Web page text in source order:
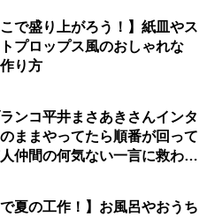
こで盛り上がろう！】紙皿やス
トプロップス風のおしゃれな
り方
ンコ平井まさあきさんインタ
ままやってたら順番が回って
仲間の何気ない一言に救われ
で夏の工作！】お風呂やおうち